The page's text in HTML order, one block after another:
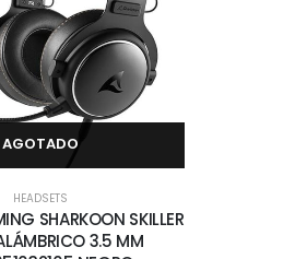
AGOTADO
HEADSETS
SHARKOON SKILLER
3.5 MM